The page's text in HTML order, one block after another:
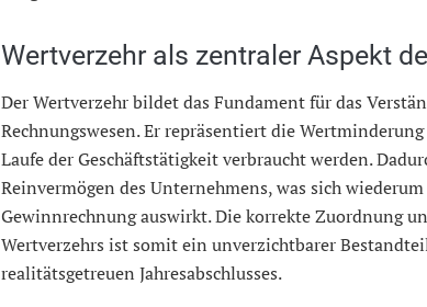
Wertverzehr als zentraler Aspekt
Der Wertverzehr bildet das Fundament für das
Rechnungswesen. Er repräsentiert die
Laufe der Geschäftstätigkeit verbraucht werden.
Reinvermögen des Unternehmens, was sich
Gewinnrechnung auswirkt. Die korrekte Zuordnung
Wertverzehrs ist somit ein unverzichtbarer
realitätsgetreuen Jahresabschlusses.